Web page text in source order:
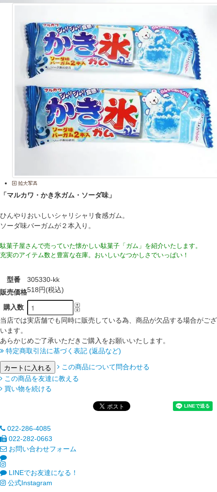
「マルカワ・かき氷ガム・ソーダ味」
ひんやりおいしいシャリシャリ食感ガム。
ソーダ味バーガムが２本入り。
駄菓子屋さんで売っていた懐かしい駄菓子「ガム」を紹介いたします。
充実のアイテム数と豊富な在庫。おいしいなつかしさでいっぱい！
型番
305330-kk
販売価格518円(税込)
購入数
当店では実店舗でも同時に販売している為、商品が欠品する場合がござ
います。
あらかじめご了承いただきご購入をお願いいたします。
特定商取引法に基づく表記 (返品など)
この商品について問合わせる
この商品を友達に教える
買い物を続ける
022-286-4085
022-282-0663
お問い合わせフォーム
LINEでお友達になる！
公式Instagram